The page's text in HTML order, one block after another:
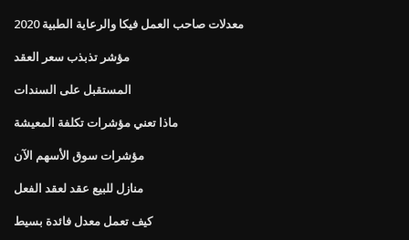
معدلات صاحب العمل فيكا والرعاية الطبية 2020
مؤشر تذبذب سعر العقد
المستقبل على السندات
ماذا تعني مؤشرات تكلفة المعيشة
مؤشرات سوق الأسهم الآن
منازل للبيع عقد لعقد الفعل
كيف تعمل معدل فائدة بسيط